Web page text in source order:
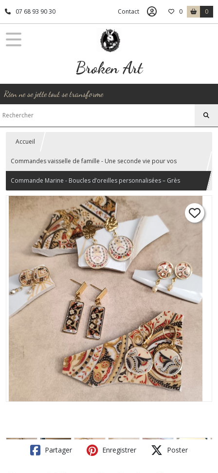
07 68 93 90 30 Contact 0 0
Broken Art
Rien ne se jette tout se transforme
Accueil
Commandes vaisselle de famille - Une seconde vie pour vos
souvenirs
Commande Marine - Boucles d’oreilles personnalisées – Grès
oriental
Partager Enregistrer Poster